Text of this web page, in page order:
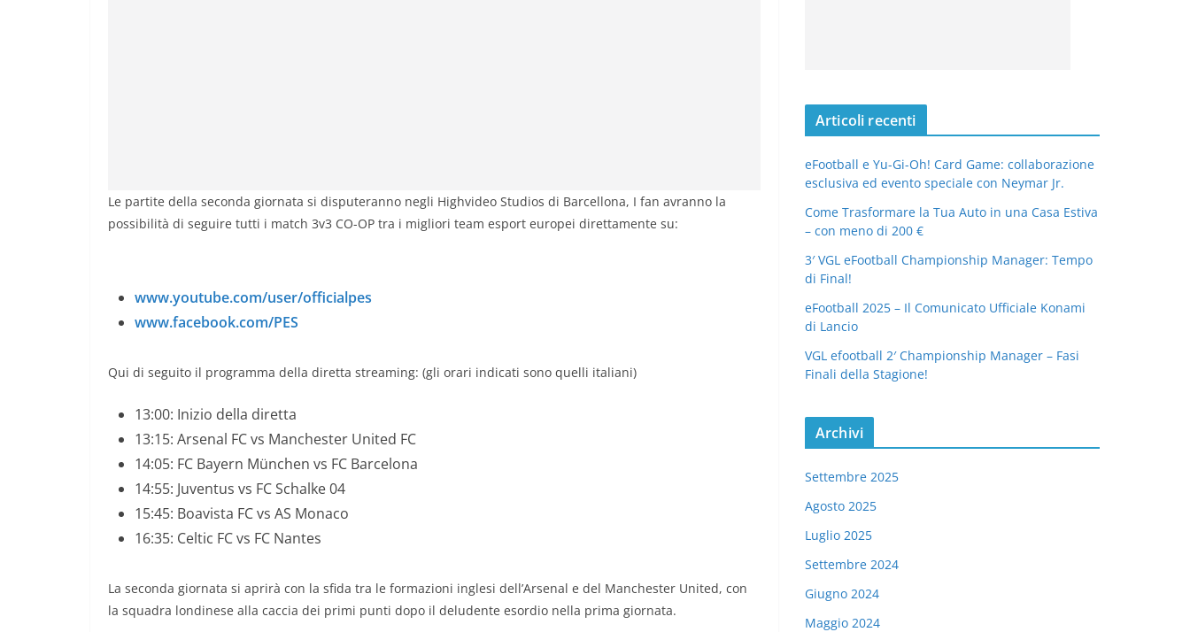
Le partite della seconda giornata si disputeranno negli Highvideo Studios di Barcellona, I fan avranno la
possibilità di seguire tutti i match 3v3 CO-OP tra i migliori team esport europei direttamente su:
www.youtube.com/user/officialpes
www.facebook.com/PES
Qui di seguito il programma della diretta streaming: (gli orari indicati sono quelli italiani)
13:00: Inizio della diretta
13:15: Arsenal FC vs Manchester United FC
14:05: FC Bayern München vs FC Barcelona
14:55: Juventus vs FC Schalke 04
15:45: Boavista FC vs AS Monaco
16:35: Celtic FC vs FC Nantes
La seconda giornata si aprirà con la sfida tra le formazioni inglesi dell’Arsenal e del Manchester United, con
la squadra londinese alla caccia dei primi punti dopo il deludente esordio nella prima giornata.
Articoli recenti
eFootball e Yu-Gi-Oh! Card Game: collaborazione
esclusiva ed evento speciale con Neymar Jr.
Come Trasformare la Tua Auto in una Casa Estiva
– con meno di 200 €
3′ VGL eFootball Championship Manager: Tempo
di Final!
eFootball 2025 – Il Comunicato Ufficiale Konami
di Lancio
VGL efootball 2′ Championship Manager – Fasi
Finali della Stagione!
Archivi
Settembre 2025
Agosto 2025
Luglio 2025
Settembre 2024
Giugno 2024
Maggio 2024